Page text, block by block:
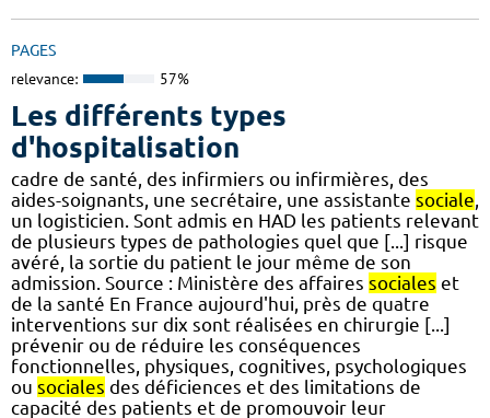
PAGES
relevance: 57%
Les différents types
d'hospitalisation
cadre de santé, des infirmiers ou infirmières, des
aides-soignants, une secrétaire, une assistante sociale
un logisticien. Sont admis en HAD les patients relevant
de plusieurs types de pathologies quel que [...] risque
avéré, la sortie du patient le jour même de son
admission. Source : Ministère des affaires sociales et
de la santé En France aujourd'hui, près de quatre
interventions sur dix sont réalisées en chirurgie [...]
prévenir ou de réduire les conséquences
fonctionnelles, physiques, cognitives, psychologiques
ou sociales des déficiences et des limitations de
capacité des patients et de promouvoir leur